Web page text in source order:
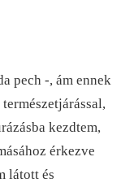
pech -, ám ennek
kezdtem,
érkezve
látott és